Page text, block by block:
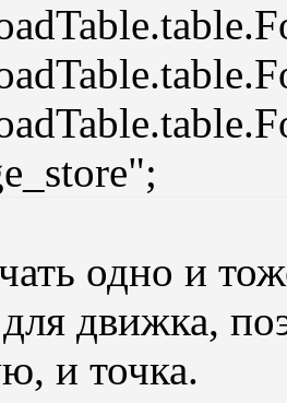
одно и
движка,
и точка.